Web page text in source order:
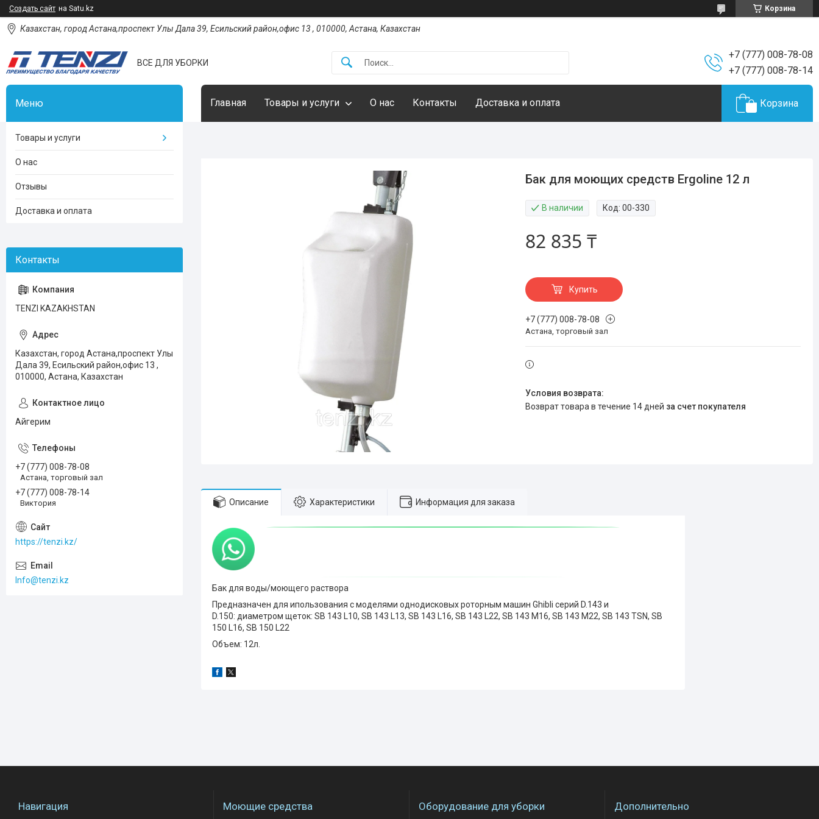
Создать сайт на Satu.kz Корзина
Казахстан, город Астана,проспект Улы Дала 39, Есильский район,офис 13 , 010000, Астана, Казахстан
ВСЕ ДЛЯ УБОРКИ
+7 (777) 008-78-08
+7 (777) 008-78-14
Главная Товары и услуги О нас Контакты Доставка и оплата Корзина
Бак для моющих средств Ergoline 12 л
В наличии Код:00-330
82 835 ₸
Купить
+7 (777) 008-78-08
Астана, торговый зал
возврат товара в течение 14 дней за счет покупателя
Описание Характеристики Информация для заказа
Бак для воды/моющего раствора
Предназначен для ипользования с моделями однодисковых роторным машин Ghibli серий D.143 и
D.150: диаметром щеток: SB 143 L10, SB 143 L13, SB 143 L16, SB 143 L22, SB 143 M16, SB 143 M22, SB 143 TSN, SB
150 L16, SB 150 L22
Объем: 12л.
Товары и услуги
О нас
Отзывы
Доставка и оплата
TENZI KAZAKHSTAN
Казахстан, город Астана,проспект Улы
Дала 39, Есильский район,офис 13 ,
010000, Астана, Казахстан
Айгерим
+7 (777) 008-78-08
Астана, торговый зал
+7 (777) 008-78-14
Виктория
https://tenzi.kz/
Info@tenzi.kz
Навигация Моющие средства Оборудование для уборки Дополнительно